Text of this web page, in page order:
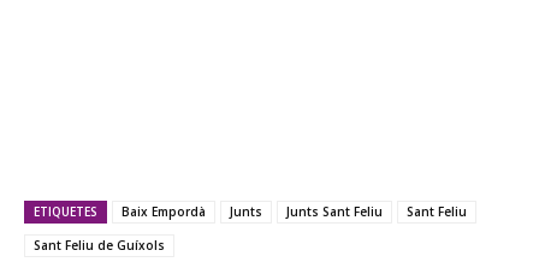
ETIQUETES Baix Empordà Junts Junts Sant Feliu
Sant Feliu
Sant Feliu de Guíxols